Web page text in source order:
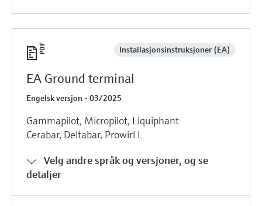
Installasjonsinstruksjoner (EA)
EA Ground terminal
Engelsk versjon - 03/2025
Gammapilot, Micropilot, Liquiphant
Cerabar, Deltabar, Prowirl L
Velg andre språk og versjoner, og se
detaljer